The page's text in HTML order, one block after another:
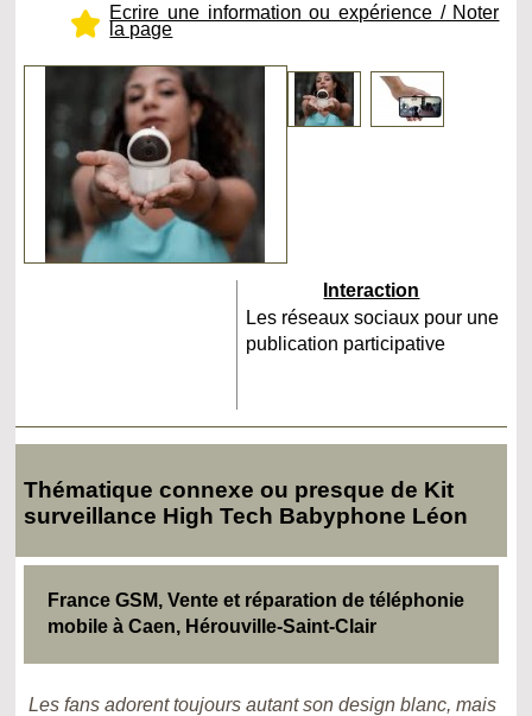
Ecrire une information ou expérience / Noter
la page
Interaction
Les réseaux sociaux pour une
publication participative
Thématique connexe ou presque de Kit
surveillance High Tech Babyphone Léon
France GSM, Vente et réparation de téléphonie
mobile à Caen, Hérouville-Saint-Clair
Les fans adorent toujours autant son design blanc, mais